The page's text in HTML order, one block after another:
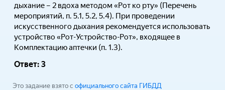
дыхание – 2 вдоха методом «Рот ко рту» (Перечень
мероприятий, п. 5.1, 5.2, 5.4). При проведении
искусственного дыхания рекомендуется использовать
устройство «Рот-Устройство-Рот», входящее в
Комплектацию аптечки (п. 1.3).
Ответ: 3
Это задание взято с официального сайта ГИБДД